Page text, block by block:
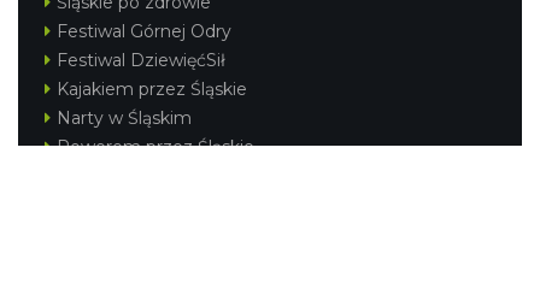
Festiwal Górnej Odry
Festiwal DziewięćSił
Kajakiem przez Śląskie
Narty w Śląskim
Rowerem przez Śląskie